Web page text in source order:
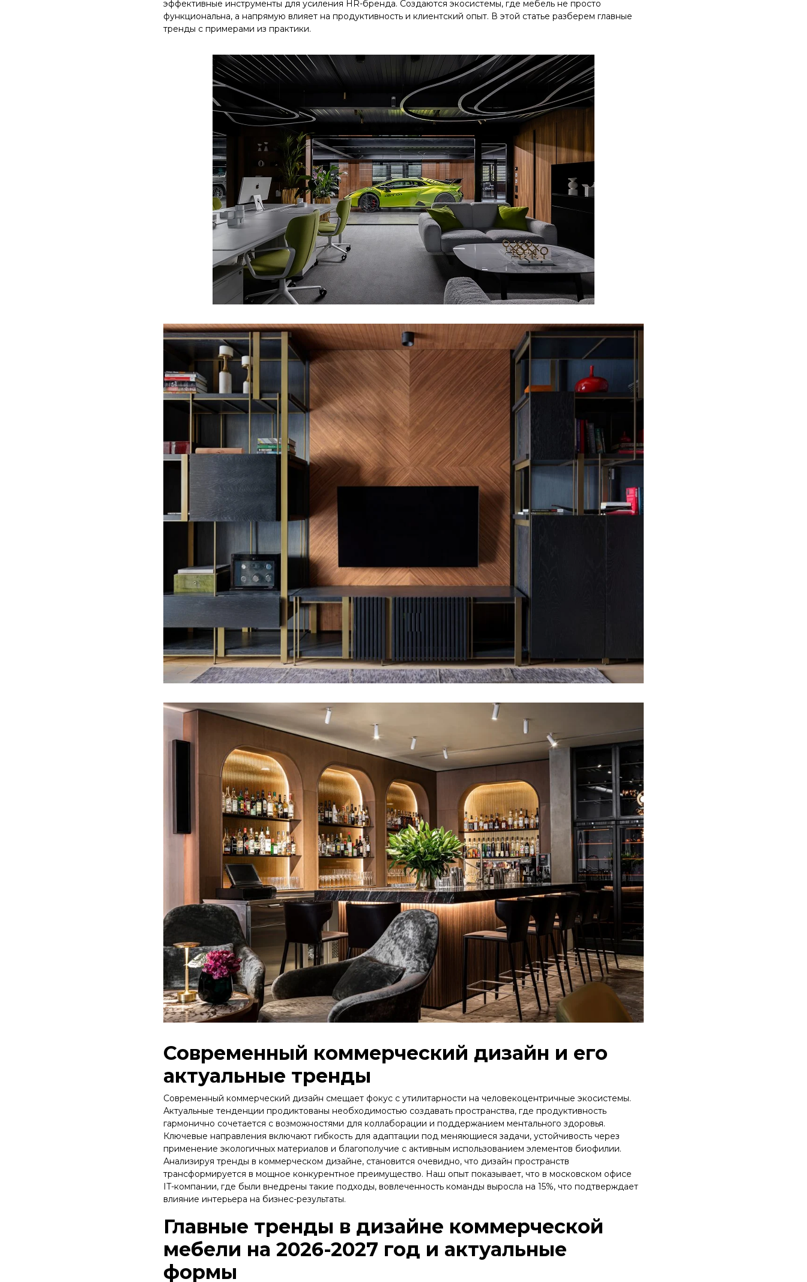
эффективные инструменты для усиления HR-бренда. Создаются экосистемы, где мебель не просто
функциональна, а напрямую влияет на продуктивность и клиентский опыт. В этой статье разберем главные
тренды с примерами из практики.
Современный коммерческий дизайн и его
актуальные тренды
Современный коммерческий дизайн смещает фокус с утилитарности на человекоцентричные экосистемы.
Актуальные тенденции продиктованы необходимостью создавать пространства, где продуктивность
гармонично сочетается с возможностями для коллаборации и поддержанием ментального здоровья.
Ключевые направления включают гибкость для адаптации под меняющиеся задачи, устойчивость через
применение экологичных материалов и благополучие с активным использованием элементов биофилии.
Анализируя тренды в коммерческом дизайне, становится очевидно, что дизайн пространств
трансформируется в мощное конкурентное преимущество. Наш опыт показывает, что в московском офисе
IT-компании, где были внедрены такие подходы, вовлеченность команды выросла на 15%, что подтверждает
влияние интерьера на бизнес-результаты.
Главные тренды в дизайне коммерческой
мебели на 2026-2027 год и актуальные
формы